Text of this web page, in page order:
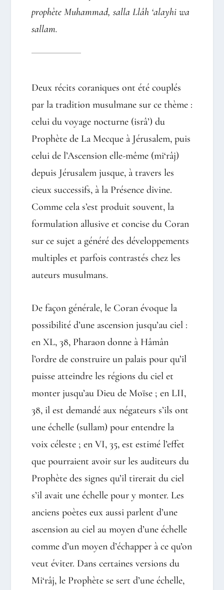
prophète Muhammad, salla Llâh ‘alayhi wa
sallam.
Deux récits coraniques ont été couplés
par la tradition musulmane sur ce thème :
celui du voyage nocturne (isrâ’) du
Prophète de La Mecque à Jérusalem, puis
celui de l’Ascension elle-même (mi‘râj)
depuis Jérusalem jusque, à travers les
cieux successifs, à la Présence divine.
Comme cela s’est produit souvent, la
formulation allusive et concise du Coran
sur ce sujet a généré des développements
multiples et parfois contrastés chez les
auteurs musulmans.
De façon générale, le Coran évoque la
possibilité d’une ascension jusqu’au ciel :
en XL, 38, Pharaon donne à Hâmân
l’ordre de construire un palais pour qu’il
puisse atteindre les régions du ciel et
monter jusqu’au Dieu de Moïse ; en LII,
38, il est demandé aux négateurs s’ils ont
une échelle (sullam) pour entendre la
voix céleste ; en VI, 35, est estimé l’effet
que pourraient avoir sur les auditeurs du
Prophète des signes qu’il tirerait du ciel
s’il avait une échelle pour y monter. Les
anciens poètes eux aussi parlent d’une
ascension au ciel au moyen d’une échelle
comme d’un moyen d’échapper à ce qu’on
veut éviter. Dans certaines versions du
Mi‘râj, le Prophète se sert d’une échelle,